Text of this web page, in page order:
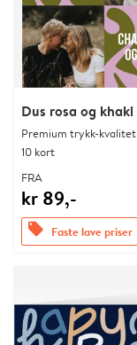
Dus rosa og khaki
Premium trykk-kvalitet
10 kort
FRA
kr 89,-
offers Faste lave priser